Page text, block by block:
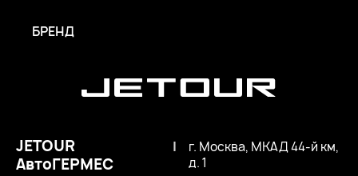
JETOUR
АвтоГЕРМЕС
|
г. Москва, МКАД 44-й км,
д. 1
БРЕНД